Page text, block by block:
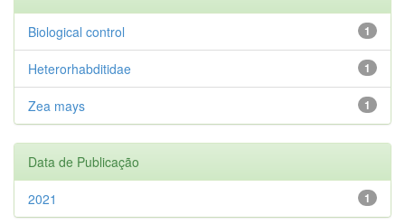
1
Biological control
1
Heterorhabditidae
1
Zea mays
Data de Publicação
1
2021